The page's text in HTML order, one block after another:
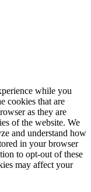
while you
cookies that are
as they are
of the website. We
and understand how
in your browser
to opt-out of these
may affect your